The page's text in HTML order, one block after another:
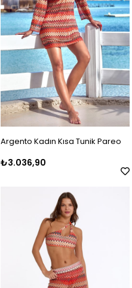
Argento Kadın Kısa Tunik Pareo
₺3.036,90